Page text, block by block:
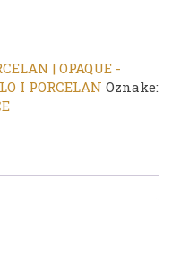
| OPAQUE -
I PORCELAN Oznake: